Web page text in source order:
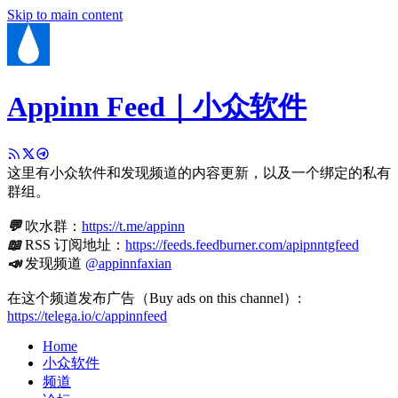
Skip to main content
Appinn Feed｜小众软件
这里有小众软件和发现频道的内容更新，以及一个绑定的私有
群组。
💬吹水群： https://t.me/appinn
📖RSS 订阅地址： https://feeds.feedburner.com/apipnntgfeed
📣发现频道 @appinnfaxian
在这个频道发布广告（Buy ads on this channel）:
https://telega.io/c/appinnfeed
Home
小众软件
频道